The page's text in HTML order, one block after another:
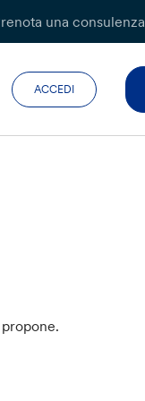
una consulenza
ACCEDI